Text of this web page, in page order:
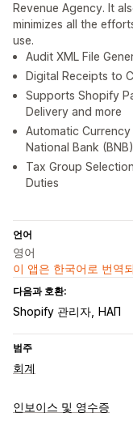
Revenue Agency. It
minimizes all the
use.
Audit XML File
Digital Receipts to
Supports Shopify
Delivery and more
Automatic
National Bank (BNB)
Tax Group
Duties
언어
영어
이 앱은 한국어로 번역
다음과 호환:
Shopify 관리자 НАП
범주
회계
재무 보고서
인보이스 및 영수증